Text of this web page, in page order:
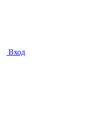
Вход